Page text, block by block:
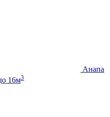
Анапа
16м3